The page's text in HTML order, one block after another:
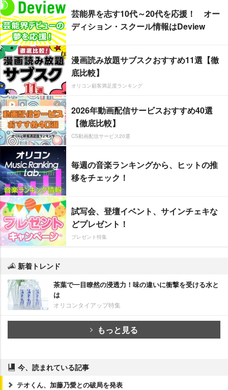
芸能界を志す10代～20代を応援！ オー
ディション・スクール情報はDeview
漫画読み放題サブスクおすすめ11選【徹
底比較】
オリコン顧客満足度ランキング
2026年動画配信サービスおすすめ40選
【徹底比較】
CS動画配信サービス20選
毎週の音楽ランキングから、ヒットの推
移をチェック！
試写会、登壇イベント、サインチェキな
どプレゼント！
プレゼント特集
新着トレンド
茶葉で一目瞭然の浸透力！味の違いに衝撃を受ける水と
は
オリコンタイアップ特集
もっと見る
今、読まれている記事
テオくん、加藤乃愛との破局を発表